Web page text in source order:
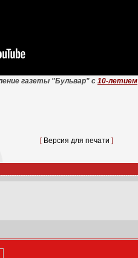
газеты "Бульвар" с 10-летием
[ Версия для печати ]